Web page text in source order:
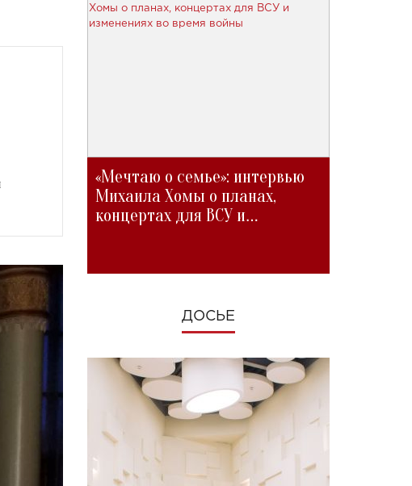
«Мечтаю о семье»: интервью
Михаила Хомы о планах,
концертах для ВСУ и
ДОСЬЕ